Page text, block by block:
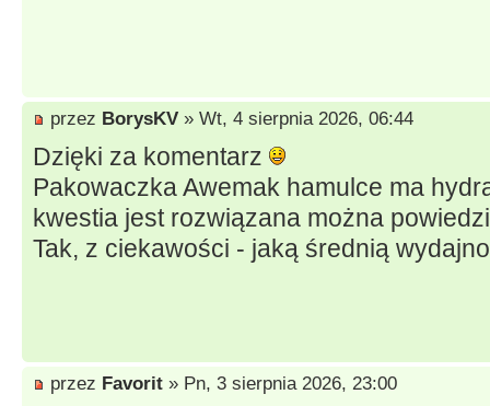
przez BorysKV » Wt, 4 sierpnia 2026, 06:44
Dzięki za komentarz
Pakowaczka Awemak hamulce ma
kwestia jest rozwiązana można
Tak, z ciekawości - jaką średnią
przez Favorit » Pn, 3 sierpnia 2026, 23:00